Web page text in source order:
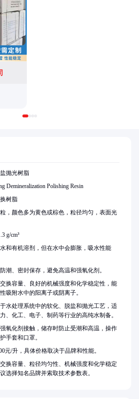
抛光树脂
Demineralization Polishing Resin
树脂
，颜色多为黄色或棕色，粒径均匀，表面光
g/cm³
和有机溶剂，但在水中会膨胀，吸水性能
潮、密封保存，避免高温和强氧化剂。
换容量、良好的机械强度和化学稳定性，能
吸附水中的阳离子或阴离子。
水处理系统中的软化、脱盐和抛光工艺，适
、化工、电子、制药等行业的高纯水制备。
氧化剂接触，储存时防止受潮和高温，操作
手套和口罩。
元/升，具体价格取决于品牌和性能。
换容量、粒径均匀性、机械强度和化学稳定
选择知名品牌并索取技术参数表。